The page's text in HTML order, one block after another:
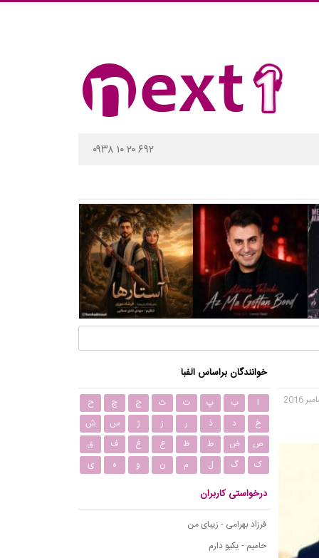
۰۹۳۸ ۱۰ ۲۰ ۶۹۲
خوانندگان براساس الفبا
ا ب پ ت ث ج چ
ح
خ
د ذ ر ز ژ س
ش
ص
ض ط ظ ع غ ف
ق
ک
گ ل م ن و ه ی
درخواستی کاربران
فرزاد بهرامی - زیبای من
حامیم - یکیو دارم